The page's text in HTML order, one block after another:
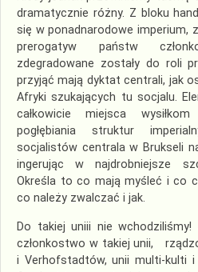
dramatycznie różny. Z bloku
się w ponadnarodowe imperium,
prerogatyw państw
zdegradowane zostały do roli
przyjąć mają dyktat centrali, jak
Afryki szukających tu socjalu.
całkowicie miejsca
pogłębiania struktur
socjalistów centrala w Brukseli
ingerując w najdrobniejsze
Określa to co mają myśleć i co
co należy zwalczać i jak.
Do takiej uniii nie
członkostwo w takiej unii,
i Verhofstadtów, unii multi-kulti